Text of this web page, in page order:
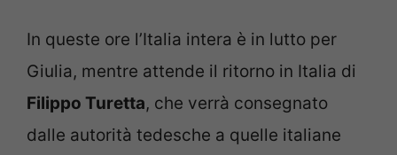
In queste ore l’Italia intera è in lutto per
Giulia, mentre attende il ritorno in Italia di
Filippo Turetta, che verrà consegnato
dalle autorità tedesche a quelle italiane